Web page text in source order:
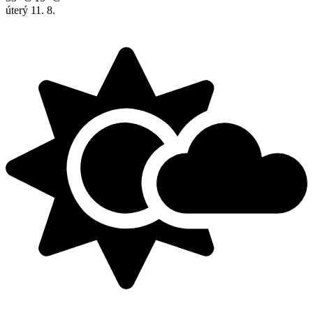
úterý 11. 8.